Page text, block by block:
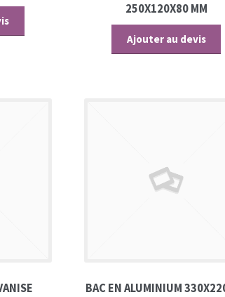
250X120X80 MM
Ajouter au devis
BAC EN ALUMINIUM